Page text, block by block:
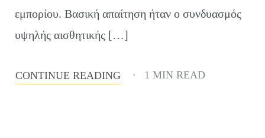
εμπορίου. Βασική απαίτηση ήταν ο συνδυασμός
υψηλής αισθητικής […]
CONTINUE READING 1 MIN READ